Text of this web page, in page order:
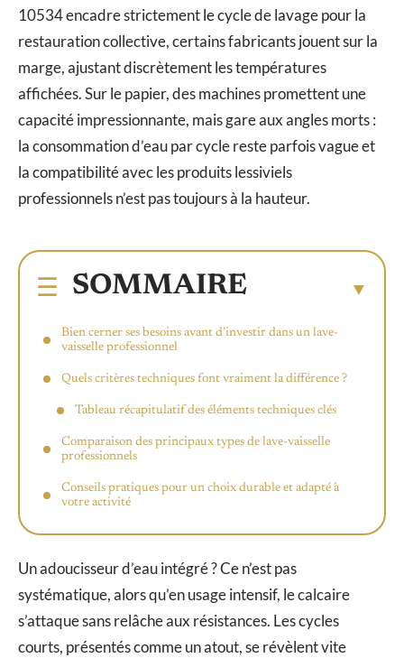
10534 encadre strictement le cycle de lavage pour la
restauration collective, certains fabricants jouent sur la
marge, ajustant discrètement les températures
affichées. Sur le papier, des machines promettent une
capacité impressionnante, mais gare aux angles morts :
la consommation d’eau par cycle reste parfois vague et
la compatibilité avec les produits lessiviels
professionnels n’est pas toujours à la hauteur.
SOMMAIRE
Bien cerner ses besoins avant d’investir dans un lave-
vaisselle professionnel
Quels critères techniques font vraiment la différence ?
Tableau récapitulatif des éléments techniques clés
Comparaison des principaux types de lave-vaisselle
professionnels
Conseils pratiques pour un choix durable et adapté à
votre activité
Un adoucisseur d’eau intégré ? Ce n’est pas
systématique, alors qu’en usage intensif, le calcaire
s’attaque sans relâche aux résistances. Les cycles
courts, présentés comme un atout, se révèlent vite